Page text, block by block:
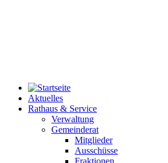
Aktuelles
Rathaus & Service
Verwaltung
Gemeinderat
Mitglieder
Ausschüsse
Fraktionen